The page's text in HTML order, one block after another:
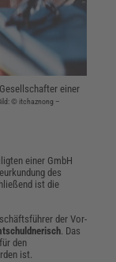
einer
© itchaznong –
einer GmbH
des
ist die
der Vor-
. Das
den
ist.